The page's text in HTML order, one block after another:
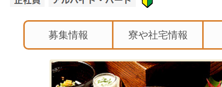
募集情報 寮や社宅情報